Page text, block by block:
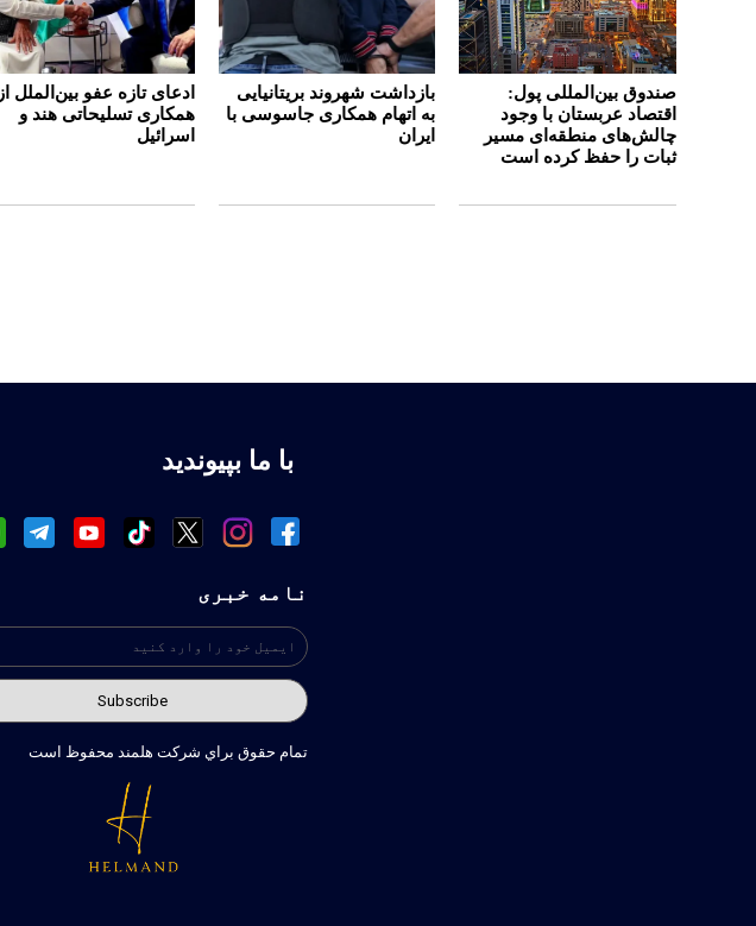
صندوق بین‌المللی پول:
اقتصاد عربستان با وجود
چالش‌های منطقه‌ای مسیر
ثبات را حفظ کرده است
بازداشت شهروند بریتانیایی
به اتهام همکاری جاسوسی با
ایران
ادعای تازه عفو بین‌الملل از
همکاری تسلیحاتی هند و
اسرائیل
با ما بپیوندید
نامه خبری
تمام حقوق براي شركت هلمند محفوظ است